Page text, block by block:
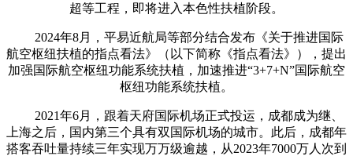
超等工程，即将进入本色性扶植阶段。
2024年8月，平易近航局等部分结合发布《关于推进国际
航空枢纽扶植的指点看法》（以下简称《指点看法》），提出
加强国际航空枢纽功能系统扶植，加速推进“3+7+N”国际航空
枢纽功能系统扶植。
2021年6月，跟着天府国际机场正式投运，成都成为继、
上海之后，国内第三个具有双国际机场的城市。此后，成都年
搭客吞吐量持续三年实现万万级逾越，从2023年7000万人次到